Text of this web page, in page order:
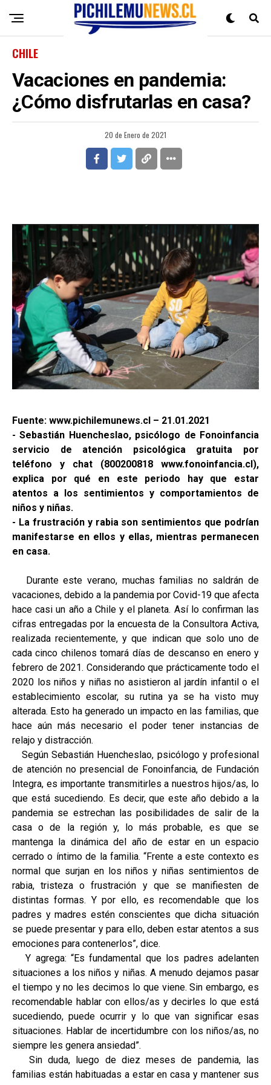
CHILE
Vacaciones en pandemia:
¿Cómo disfrutarlas en casa?
20 de Enero de 2021
Fuente: www.pichilemunews.cl – 21.01.2021
- Sebastián Huencheslao, psicólogo de Fonoinfancia
servicio de atención psicológica gratuita por
teléfono y chat (800200818 www.fonoinfancia.cl),
explica por qué en este periodo hay que estar
atentos a los sentimientos y comportamientos de
niños y niñas.
- La frustración y rabia son sentimientos que podrían
manifestarse en ellos y ellas, mientras permanecen
en casa.
Durante este verano, muchas familias no saldrán de
vacaciones, debido a la pandemia por Covid-19 que afecta
hace casi un año a Chile y el planeta. Así lo confirman las
cifras entregadas por la encuesta de la Consultora Activa,
realizada recientemente, y que indican que solo uno de
cada cinco chilenos tomará días de descanso en enero y
febrero de 2021. Considerando que prácticamente todo el
2020 los niños y niñas no asistieron al jardín infantil o el
establecimiento escolar, su rutina ya se ha visto muy
alterada. Esto ha generado un impacto en las familias, que
hace aún más necesario el poder tener instancias de
relajo y distracción.
Según Sebastián Huencheslao, psicólogo y profesional
de atención no presencial de Fonoinfancia, de Fundación
Integra, es importante transmitirles a nuestros hijos/as, lo
que está sucediendo. Es decir, que este año debido a la
pandemia se estrechan las posibilidades de salir de la
casa o de la región y, lo más probable, es que se
mantenga la dinámica del año de estar en un espacio
cerrado o íntimo de la familia. “Frente a este contexto es
normal que surjan en los niños y niñas sentimientos de
rabia, tristeza o frustración y que se manifiesten de
distintas formas. Y por ello, es recomendable que los
padres y madres estén conscientes que dicha situación
se puede presentar y para ello, deben estar atentos a sus
emociones para contenerlos”, dice.
Y agrega: “Es fundamental que los padres adelanten
situaciones a los niños y niñas. A menudo dejamos pasar
el tiempo y no les decimos lo que viene. Sin embargo, es
recomendable hablar con ellos/as y decirles lo que está
sucediendo, puede ocurrir y lo que van significar esas
situaciones. Hablar de incertidumbre con los niños/as, no
siempre les genera ansiedad”.
Sin duda, luego de diez meses de pandemia, las
familias están habituadas a estar en casa y mantener sus